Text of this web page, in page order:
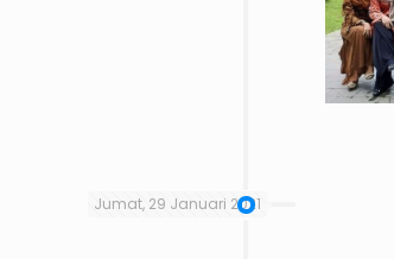
Jumat, 29 Januari 2021